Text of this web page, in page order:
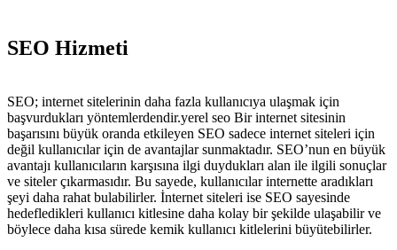
SEO Hizmeti
SEO; internet sitelerinin daha fazla kullanıcıya ulaşmak için
başvurdukları yöntemlerdendir.yerel seo Bir internet sitesinin
başarısını büyük oranda etkileyen SEO sadece internet siteleri için
değil kullanıcılar için de avantajlar sunmaktadır. SEO’nun en büyük
avantajı kullanıcıların karşısına ilgi duydukları alan ile ilgili sonuçlar
ve siteler çıkarmasıdır. Bu sayede, kullanıcılar internette aradıkları
şeyi daha rahat bulabilirler. İnternet siteleri ise SEO sayesinde
hedefledikleri kullanıcı kitlesine daha kolay bir şekilde ulaşabilir ve
böylece daha kısa sürede kemik kullanıcı kitlelerini büyütebilirler.